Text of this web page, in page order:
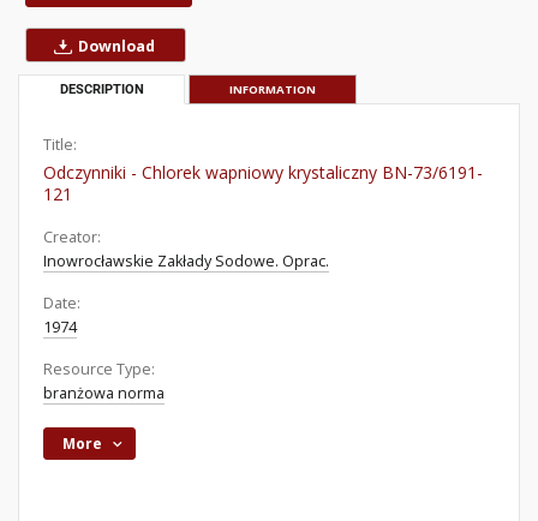
Download
DESCRIPTION INFORMATION
Title:
Odczynniki - Chlorek wapniowy krystaliczny BN-73/6191-
121
Creator:
Inowrocławskie Zakłady Sodowe. Oprac.
Date:
1974
Resource Type:
branżowa norma
More